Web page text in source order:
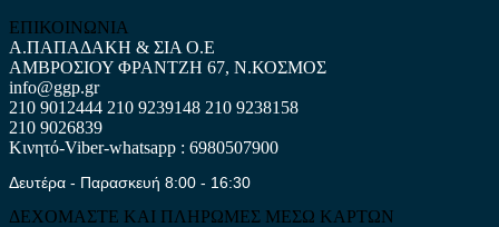
ΕΠΙΚΟΙΝΩΝΙΑ
Α.ΠΑΠΑΔΑΚΗ & ΣΙΑ Ο.Ε
ΑΜΒΡΟΣΙΟΥ ΦΡΑΝΤΖΗ 67, Ν.ΚΟΣΜΟΣ
info@ggp.gr
210 9012444 210 9239148 210 9238158
210 9026839
Κινητό-Viber-whatsapp : 6980507900
Δευτέρα - Παρασκευή 8:00 - 16:30
ΔΕΧΟΜΑΣΤΕ ΚΑΙ ΠΛΗΡΩΜΕΣ ΜΕΣΩ ΚΑΡΤΩΝ